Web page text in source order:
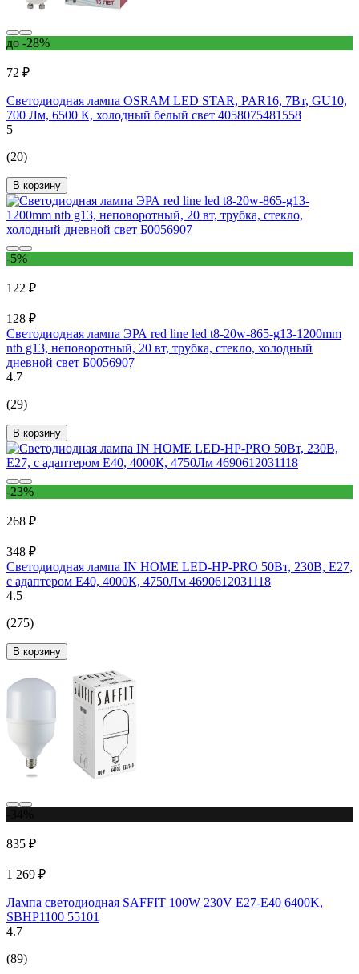
до -28%
72 ₽
Светодиодная лампа OSRAM LED STAR, PAR16, 7Вт, GU10,
700 Лм, 6500 К, холодный белый свет 4058075481558
5
(20)
В корзину
-5%
122 ₽
128 ₽
Светодиодная лампа ЭРА red line led t8-20w-865-g13-1200mm
ntb g13, неповоротный, 20 вт, трубка, стекло, холодный
дневной свет Б0056907
4.7
(29)
В корзину
-23%
268 ₽
348 ₽
Светодиодная лампа IN HOME LED-HP-PRO 50Вт, 230В, Е27,
с адаптером E40, 4000К, 4750Лм 4690612031118
4.5
(275)
В корзину
835 ₽
1 269 ₽
Лампа светодиодная SAFFIT 100W 230V Е27-E40 6400K,
SBHP1100 55101
4.7
(89)